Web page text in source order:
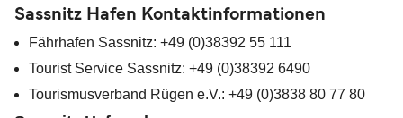
Sassnitz Hafen Kontaktinformationen
Fährhafen Sassnitz: +49 (0)38392 55 111
Tourist Service Sassnitz: +49 (0)38392 6490
Tourismusverband Rügen e.V.: +49 (0)3838 80 77 80